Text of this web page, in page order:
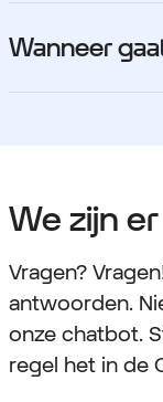
Wanneer
We zijn
Vragen?
antwoorden.
onze chatbot.
regel het in de